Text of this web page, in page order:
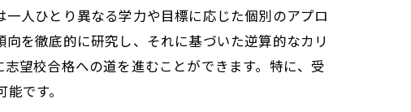
まり
人ひとり異なる学力や目標に応じた個別のアプロ
を徹底的に研究し、それに基づいた逆算的なカリ
望校合格への道を進むことができます。特に、受
です。